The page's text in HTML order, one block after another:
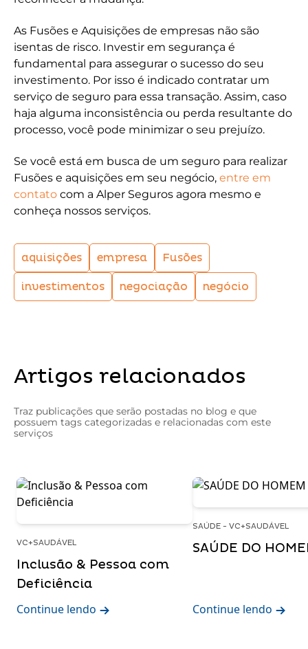
As Fusões e Aquisições de empresas não são
isentas de risco. Investir em segurança é
fundamental para assegurar o sucesso do seu
investimento. Por isso é indicado contratar um
serviço de seguro para essa transação. Assim, caso
haja alguma inconsistência ou perda resultante do
processo, você pode minimizar o seu prejuízo.
Se você está em busca de um seguro para realizar
Fusões e aquisições em seu negócio, entre em
contato com a Alper Seguros agora mesmo e
conheça nossos serviços.
aquisições empresa Fusões
investimentos negociação negócio
Artigos relacionados
Traz publicações que serão postadas no blog e que
possuem tags categorizadas e relacionadas com este
serviços
VC+SAUDÁVEL
Inclusão & Pessoa com
Deficiência
Continue lendo
SAÚDE - VC+SAUDÁVEL
SAÚDE DO
Continue lendo